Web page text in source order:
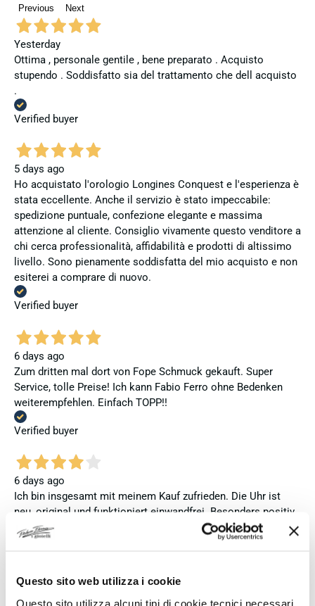
Questo sito web utilizza i cookie
Questo sito utilizza alcuni tipi di cookie tecnici necessari
Previous Next
Yesterday
Ottima , personale gentile , bene preparato . Acquisto
stupendo . Soddisfatto sia del trattamento che dell acquisto
.
Verified buyer
5 days ago
Ho acquistato l'orologio Longines Conquest e l'esperienza è
stata eccellente. Anche il servizio è stato impeccabile:
spedizione puntuale, confezione elegante e massima
attenzione al cliente. Consiglio vivamente questo venditore a
chi cerca professionalità, affidabilità e prodotti di altissimo
livello. Sono pienamente soddisfatta del mio acquisto e non
esiterei a comprare di nuovo.
Verified buyer
6 days ago
Zum dritten mal dort von Fope Schmuck gekauft. Super
Service, tolle Preise! Ich kann Fabio Ferro ohne Bedenken
weiterempfehlen. Einfach TOPP!!
Verified buyer
6 days ago
Ich bin insgesamt mit meinem Kauf zufrieden. Die Uhr ist
neu, original und funktioniert einwandfrei. Besonders positiv
hervorheben möchte ich den attraktiven Preis sowie den
vollständig ausgefüllten und abgestempelten internationalen
meinen Erwartungen an einen autorisierten Seiko-Händler